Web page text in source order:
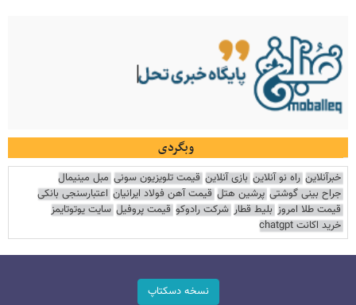
وبگردی
خبرآنلاین راه نو آنلاین بازی آنلاین قیمت تلویزیون سونی مبل مینیمال
جراح بینی گوشتی پرشین هتل قیمت آهن فولاد ایرانیان اعتبارسنجی بانکی
قیمت طلا امروز بلیط قطار شرکت رادوکو قیمت پروفیل سایت یوتوتایمز
خرید اکانت chatgpt
نسخه دسکتاپ